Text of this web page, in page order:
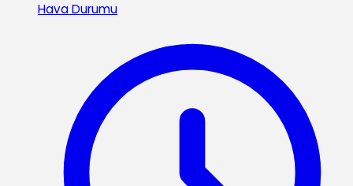
Hava Durumu